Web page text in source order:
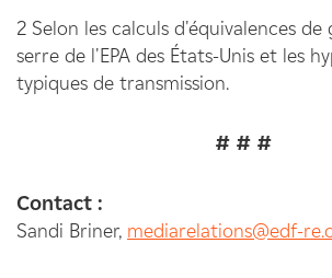
2 Selon les calculs d'équivalences
serre de l'EPA des États-Unis et les
typiques de transmission.
# # #
Contact :
Sandi Briner, mediarelations@edf-